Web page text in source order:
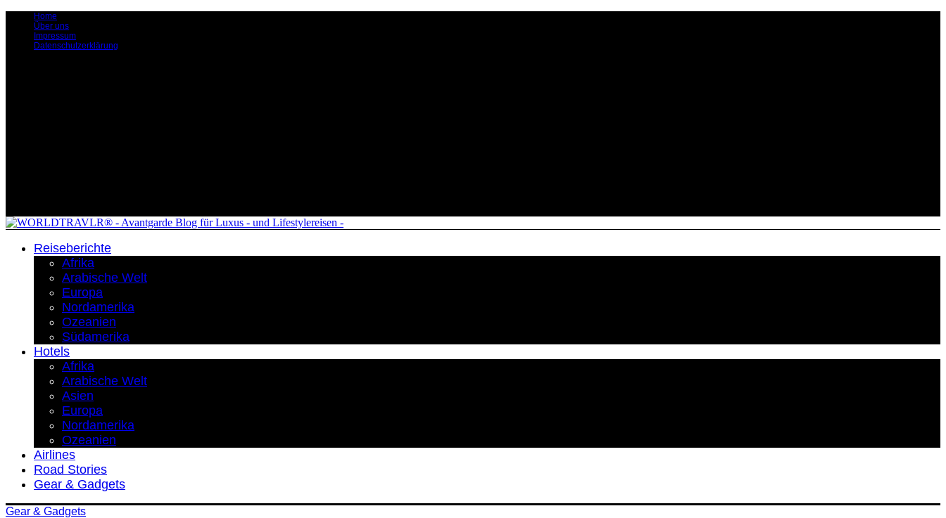
Home
Über uns
Impressum
Datenschutzerklärung
Reiseberichte
Afrika
Arabische Welt
Europa
Nordamerika
Ozeanien
Südamerika
Hotels
Afrika
Arabische Welt
Asien
Europa
Nordamerika
Ozeanien
Airlines
Road Stories
Gear & Gadgets
Gear & Gadgets